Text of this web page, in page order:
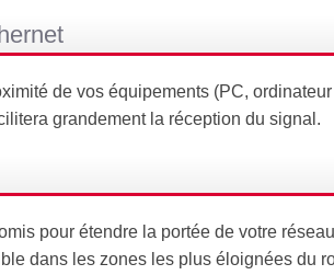
de vos équipements (PC,
grandement la réception du signal.
pour étendre la portée de votre
dans les zones les plus éloignées du